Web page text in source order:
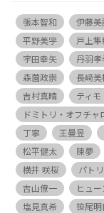
張本智和 伊藤美
平野美宇
戸上隼
宇田幸矢
丹羽孝
森薗政崇
長﨑美
吉村真晴
ティモ
ドミトリ・オフチャ
丁寧
王曼昱
松平健太
陳夢
横井 咲桜
パト
吉山僚一
ヒュ
塩見真希
笹尾明